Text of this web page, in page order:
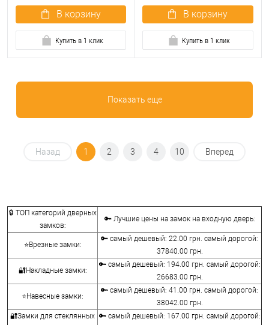
В корзину
Купить в 1 клик
В корзину
Купить в 1 клик
Показать еще
Назад 1 2 3 4 10 Вперед
🔒 ТОП категорий дверных
замков:
🔑 Лучшие цены на замок на входную дверь:
⭐Врезные замки:
🔑 самый дешевый: 22.00 грн. самый дорогой:
37840.00 грн.
🔐Накладные замки:
🔑 самый дешевый: 194.00 грн. самый дорогой:
26683.00 грн.
⭐Навесные замки:
🔑 самый дешевый: 41.00 грн. самый дорогой:
38042.00 грн.
🔐Замки для стеклянных 🔑 самый дешевый: 167.00 грн. самый дорогой: